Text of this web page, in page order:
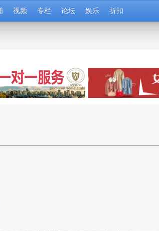
视频 专栏 论坛 娱乐 折扣